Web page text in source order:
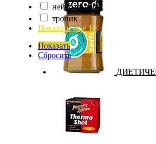
нейтральный
тропик
Показать ещё 10
Показать
Сбросить